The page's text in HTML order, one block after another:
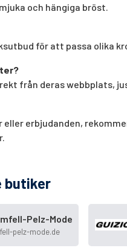
och hängiga bröst.
för att passa olika
från deras webbplats,
erbjudanden,
butiker
Pelz-Mode
pelz-mode.de